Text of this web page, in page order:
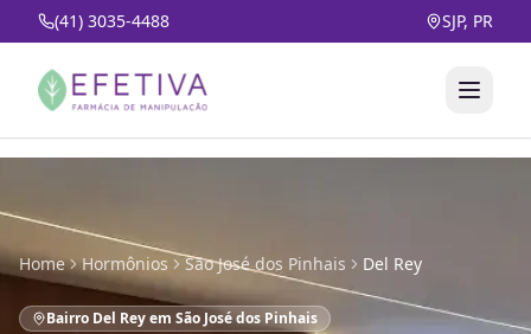
(41) 3035-4488 SJP, PR
Home Hormônios São José dos Pinhais Del Rey
Bairro Del Rey em São José dos Pinhais